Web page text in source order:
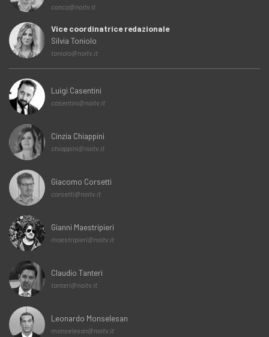
conca@noitv.it
Vice coordinatrice redazionale
Silvia Toniolo
toniolo@noitv.it
Luigi Casentini
casentini@noitv.it
Cinzia Chiappini
chiappini@noitv.it
Giacomo Corsetti
corsetti@noitv.it
Gianni Maestripieri
maestripieri@noitv.it
Claudio Tanteri
tanteri@noitv.it
Leonardo Monselesan
monselesan@noitv.it